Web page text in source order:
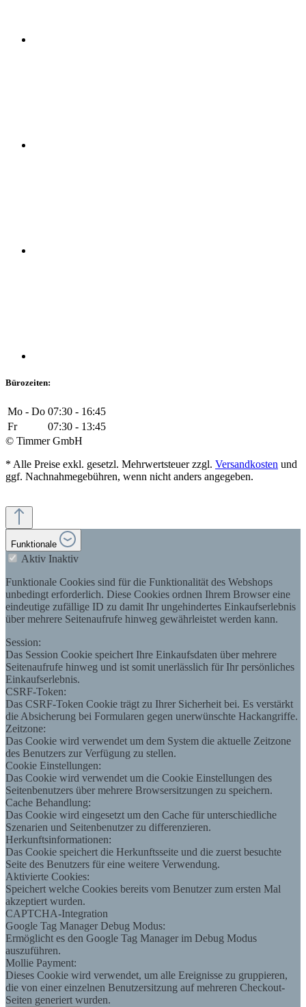
Bürozeiten:
Mo - Do 07:30 - 16:45
Fr
07:30 - 13:45
© Timmer GmbH
* Alle Preise exkl. gesetzl. Mehrwertsteuer zzgl. Versandkosten und
ggf. Nachnahmegebühren, wenn nicht anders angegeben.
Funktionale
Aktiv Inaktiv
Funktionale Cookies sind für die Funktionalität des Webshops
unbedingt erforderlich. Diese Cookies ordnen Ihrem Browser eine
eindeutige zufällige ID zu damit Ihr ungehindertes Einkaufserlebnis
über mehrere Seitenaufrufe hinweg gewährleistet werden kann.
Session:
Das Session Cookie speichert Ihre Einkaufsdaten über mehrere
Seitenaufrufe hinweg und ist somit unerlässlich für Ihr persönliches
Einkaufserlebnis.
CSRF-Token:
Das CSRF-Token Cookie trägt zu Ihrer Sicherheit bei. Es verstärkt
die Absicherung bei Formularen gegen unerwünschte Hackangriffe.
Zeitzone:
Das Cookie wird verwendet um dem System die aktuelle Zeitzone
des Benutzers zur Verfügung zu stellen.
Cookie Einstellungen:
Das Cookie wird verwendet um die Cookie Einstellungen des
Seitenbenutzers über mehrere Browsersitzungen zu speichern.
Cache Behandlung:
Das Cookie wird eingesetzt um den Cache für unterschiedliche
Szenarien und Seitenbenutzer zu differenzieren.
Herkunftsinformationen:
Das Cookie speichert die Herkunftsseite und die zuerst besuchte
Seite des Benutzers für eine weitere Verwendung.
Aktivierte Cookies:
Speichert welche Cookies bereits vom Benutzer zum ersten Mal
akzeptiert wurden.
CAPTCHA-Integration
Google Tag Manager Debug Modus:
Ermöglicht es den Google Tag Manager im Debug Modus
auszuführen.
Mollie Payment:
Dieses Cookie wird verwendet, um alle Ereignisse zu gruppieren,
die von einer einzelnen Benutzersitzung auf mehreren Checkout-
Seiten generiert wurden.